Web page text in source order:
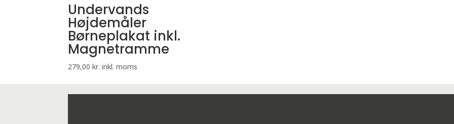
Undervands
Højdemåler
Børneplakat inkl.
Magnetramme
279,00kr. inkl. moms